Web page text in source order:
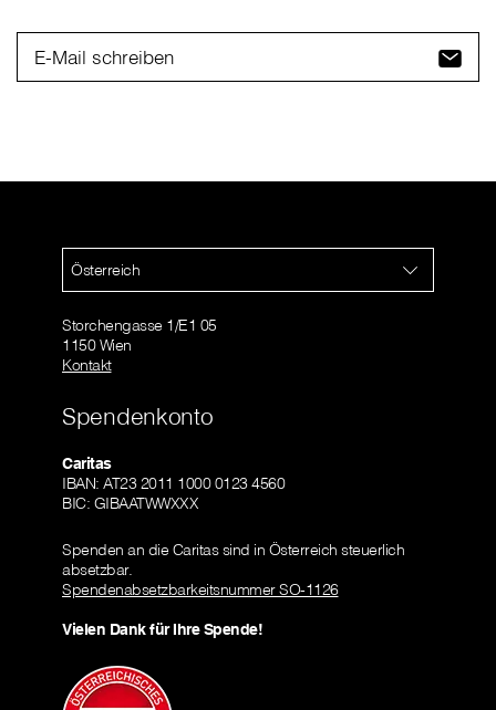
E-Mail schreiben
Österreich
Storchengasse 1/E1 05
1150 Wien
Kontakt
Spendenkonto
Caritas
IBAN: AT23 2011 1000 0123 4560
BIC: GIBAATWWXXX
Spenden an die Caritas sind in Österreich steuerlich
absetzbar.
Spendenabsetzbarkeitsnummer SO-1126
Vielen Dank für Ihre Spende!